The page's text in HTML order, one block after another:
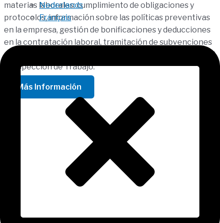
Nederlands
Français
materias laborales: cumplimiento de obligaciones y
protocolos, información sobre las políticas preventivas
en la empresa, gestión de bonificaciones y deducciones
en la contratación laboral, tramitación de subvenciones
por contratos, representación ante el SMAC, TGSS, INSS
e Inspección de Trabajo.
Más Información